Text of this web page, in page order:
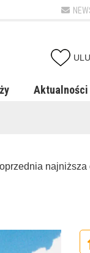
Aktualności
najniższa